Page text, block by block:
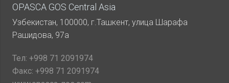
OPASCA GOS Central Asia
Узбекистан, 100000, г.Ташкент, улица Шарафа
Рашидова, 97а
Тел: +998 71 2091974
Факс: +998 71 2091974